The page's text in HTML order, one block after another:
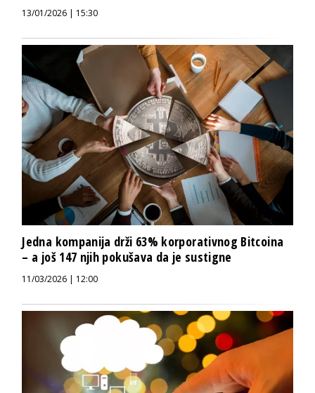
13/01/2026 | 15:30
Jedna kompanija drži 63% korporativnog Bitcoina
– a još 147 njih pokušava da je sustigne
11/03/2026 | 12:00